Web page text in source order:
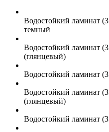
Водостойкий ламинат
темный
Водостойкий ламинат
(глянцевый)
Водостойкий ламинат
Водостойкий ламинат
(глянцевый)
Водостойкий ламинат